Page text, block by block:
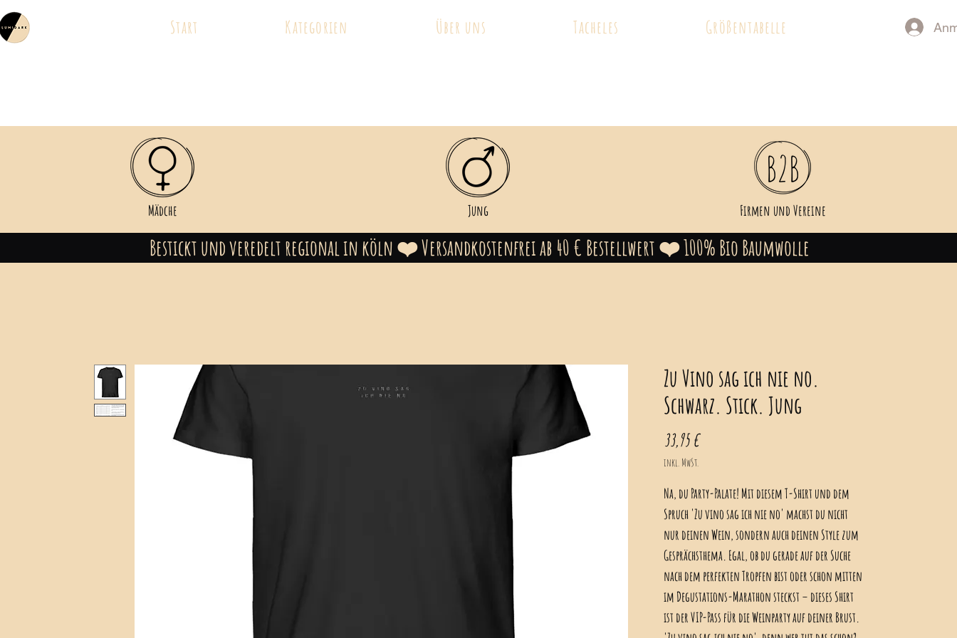
Start Kategorien Über uns Tacheles Größentabelle
Mädche Jung Firmen und Vereine
Bestickt und veredelt regional in köln ❤️ Versandkostenfrei ab 40 € Bestellwert ❤️ 100% Bio Baumwolle
Zu Vino sag ich nie no.
Schwarz. Stick. Jung
33,95 €Preis
inkl. MwSt.
Na, du Party-Palate! Mit diesem T-Shirt und dem
Spruch 'Zu vino sag ich nie no' machst du nicht
nur deinen Wein, sondern auch deinen Style zum
Gesprächsthema. Egal, ob du gerade auf der Suche
nach dem perfekten Tropfen bist oder schon mitten
im Degustations-Marathon steckst – dieses Shirt
ist der VIP-Pass für die Weinparty auf deiner Brust.